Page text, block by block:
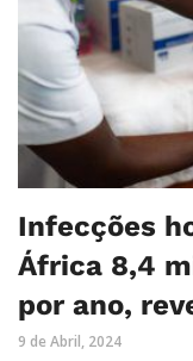
Infecções
África 8,4
por ano,
9 de Abril, 2024